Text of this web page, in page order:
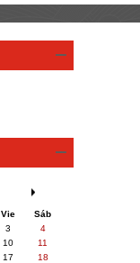
/
Vie
Sáb
3
4
10
11
17
18